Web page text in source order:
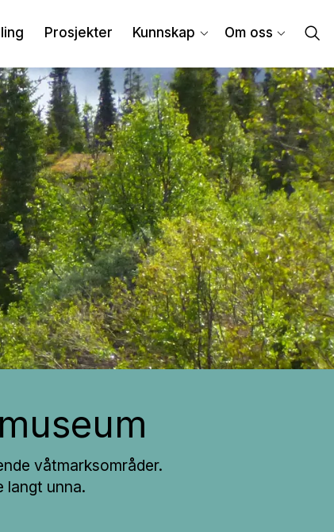
Prosjekter Kunnskap Om oss
våtmarksområder.
langt unna.